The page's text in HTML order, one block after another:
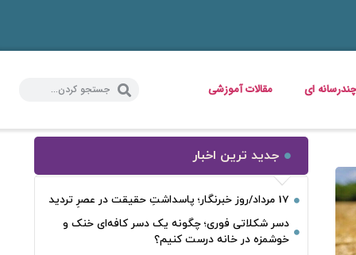
چندرسانه ای مقالات آموزشی
جدید ترین اخبار
17 مرداد/روز خبرنگار؛ پاسداشتِ حقیقت در عصرِ تردید
دسر شکلاتی فوری؛ چگونه یک دسر کافه‌ای خنک و
خوشمزه در خانه درست کنیم؟